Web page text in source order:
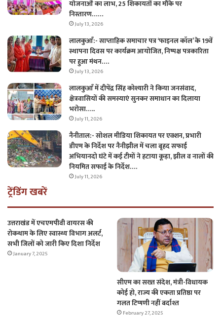
योजनाओं का लाभ, 25 शिकायतों का मौके पर
निस्तारण……
July 13, 2026
लालकुआँ:- साप्ताहिक समाचार पत्र ‘फाइनल कॉल’ के 19वें
स्थापना दिवस पर कार्यक्रम आयोजित, निष्पक्ष पत्रकारिता
पर हुआ मंथन….
July 13, 2026
लालकुआँ में दीपेंद्र सिंह कोश्यारी ने किया जनसंवाद,
क्षेत्रवासियों की समस्याएं सुनकर समाधान का दिलाया
भरोसा…..
July 11, 2026
नैनीताल:- सोशल मीडिया शिकायत पर एक्शन, प्रभारी
डीएम के निर्देश पर नैनीझील में चला बृहद सफाई
अभियानदो घंटे में कई टीमों ने हटाया कूड़ा, झील व नालों की
नियमित सफाई के निर्देश….
July 11, 2026
ट्रेंडिंग खबरें
उत्तराखंड में एचएमपीवी वायरस की
रोकथाम के लिए स्वास्थ्य विभाग अलर्ट,
सभी जिलों को जारी किए दिशा निर्देश
January 7, 2025
सीएम का सख्त संदेश, मंत्री-विधायक
कोई हो, राज्य की एकता प्रतिष्ठा पर
गलत टिप्पणी नहीं बर्दाश्त
February 27, 2025